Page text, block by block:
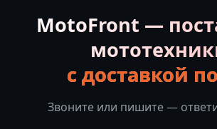
MotoFront —
с доставкой
Звоните или пишите —